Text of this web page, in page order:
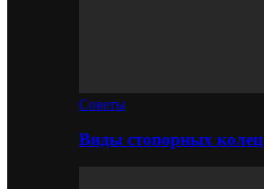
Советы
Виды стопорных колец